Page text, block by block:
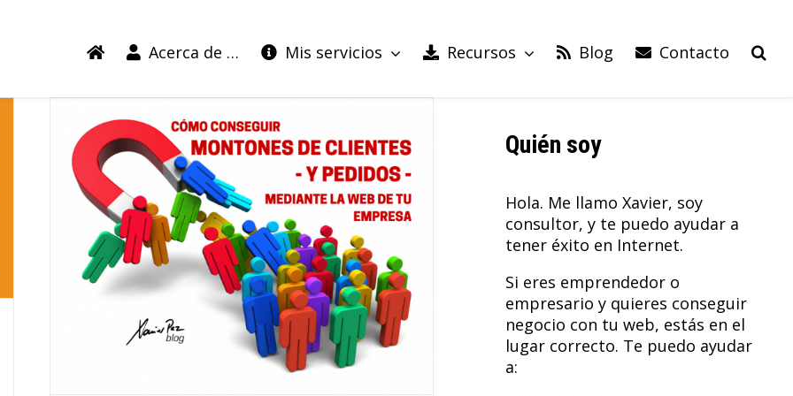
Acerca de … Mis servicios Recursos Blog Contacto
Quién soy
Hola. Me llamo Xavier, soy
consultor, y te puedo ayudar a
tener éxito en Internet.
Si eres emprendedor o
empresario y quieres conseguir
negocio con tu web, estás en el
lugar correcto. Te puedo ayudar
a: